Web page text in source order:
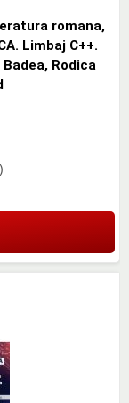
romana,
Limbaj C++.
Rodica